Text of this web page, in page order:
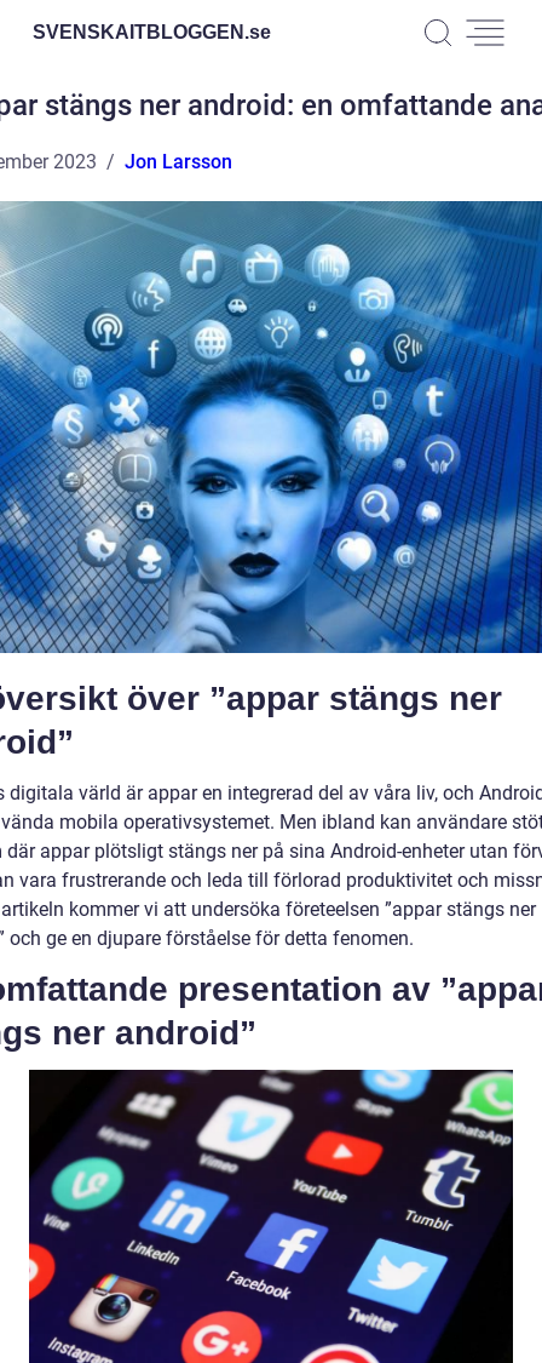
SVENSKAITBLOGGEN.se
stängs ner android: en omfattande
2023 Jon Larsson
över ”appar stängs ner
digitala värld är appar en integrerad del av våra liv, och
mobila operativsystemet. Men ibland kan användare
där appar plötsligt stängs ner på sina Android-enheter utan
vara frustrerande och leda till förlorad produktivitet och
kommer vi att undersöka företeelsen ”appar stängs ner
och ge en djupare förståelse för detta fenomen.
presentation av
ner android”